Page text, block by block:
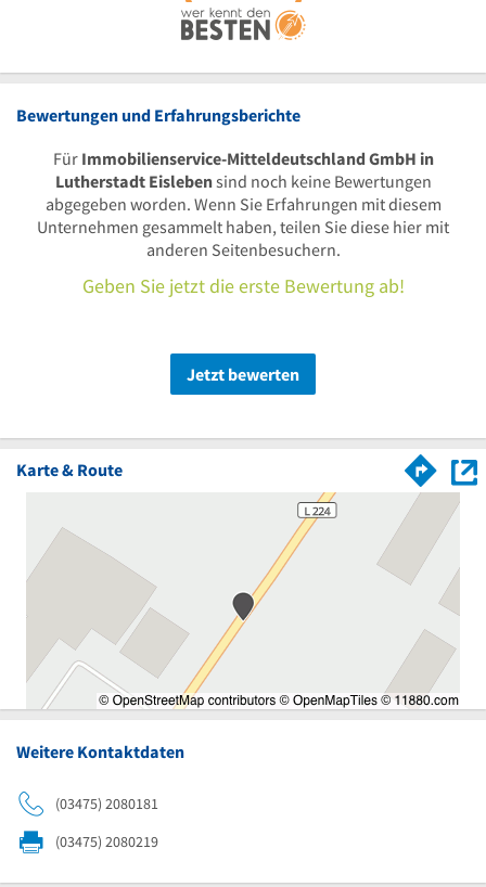
Bewertungen und Erfahrungsberichte
Für Immobilienservice-Mitteldeutschland GmbH in
Lutherstadt Eislebensind noch keine Bewertungen
abgegeben worden. Wenn Sie Erfahrungen mit diesem
Unternehmen gesammelt haben, teilen Sie diese hier mit
anderen Seitenbesuchern.
Geben Sie jetzt die erste Bewertung ab!
Jetzt bewerten
Karte & Route
Weitere Kontaktdaten
(03475) 2080181
(03475) 2080219